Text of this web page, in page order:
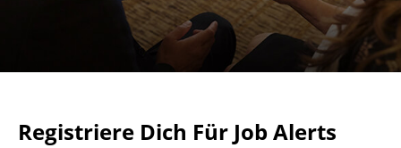
Registriere Dich Für Job Alerts